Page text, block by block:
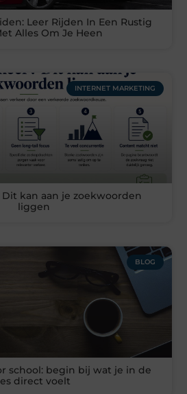
Leer Rijden In Een Rustig
Alles Om Je Heen
INTERNET MARKETING
kan aan je zoekwoorden
liggen
BLOG
school: begin bij wat je in de
direct voelt